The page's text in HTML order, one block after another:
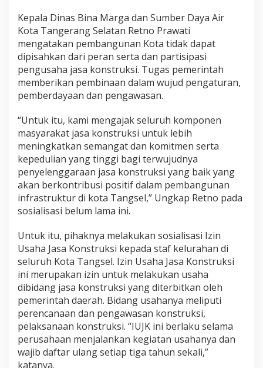
Kepala Dinas Bina Marga dan Sumber Daya Air
Kota Tangerang Selatan Retno Prawati
mengatakan pembangunan Kota tidak dapat
dipisahkan dari peran serta dan partisipasi
pengusaha jasa konstruksi. Tugas pemerintah
memberikan pembinaan dalam wujud pengaturan,
pemberdayaan dan pengawasan.
“Untuk itu, kami mengajak seluruh komponen
masyarakat jasa konstruksi untuk lebih
meningkatkan semangat dan komitmen serta
kepedulian yang tinggi bagi terwujudnya
penyelenggaraan jasa konstruksi yang baik yang
akan berkontribusi positif dalam pembangunan
infrastruktur di kota Tangsel,” Ungkap Retno pada
sosialisasi belum lama ini.
Untuk itu, pihaknya melakukan sosialisasi Izin
Usaha Jasa Konstruksi kepada staf kelurahan di
seluruh Kota Tangsel. Izin Usaha Jasa Konstruksi
ini merupakan izin untuk melakukan usaha
dibidang jasa konstruksi yang diterbitkan oleh
pemerintah daerah. Bidang usahanya meliputi
perencanaan dan pengawasan konstruksi,
pelaksanaan konstruksi. “IUJK ini berlaku selama
perusahaan menjalankan kegiatan usahanya dan
wajib daftar ulang setiap tiga tahun sekali,”
katanya.